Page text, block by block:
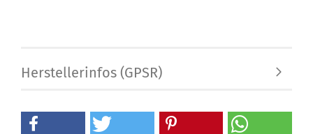
Herstellerinfos (GPSR)